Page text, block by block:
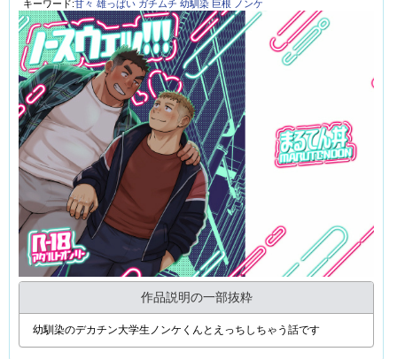
作品説明の一部抜粋
「放○モ」主3×ダイスケ(タウラスマスク)
ノースウェッ！！！
英 まるてん丼
コミック 1320円 ポイント10％
キーワード: 雄っぱい ガチムチ 幼馴染 巨根 ノンケ